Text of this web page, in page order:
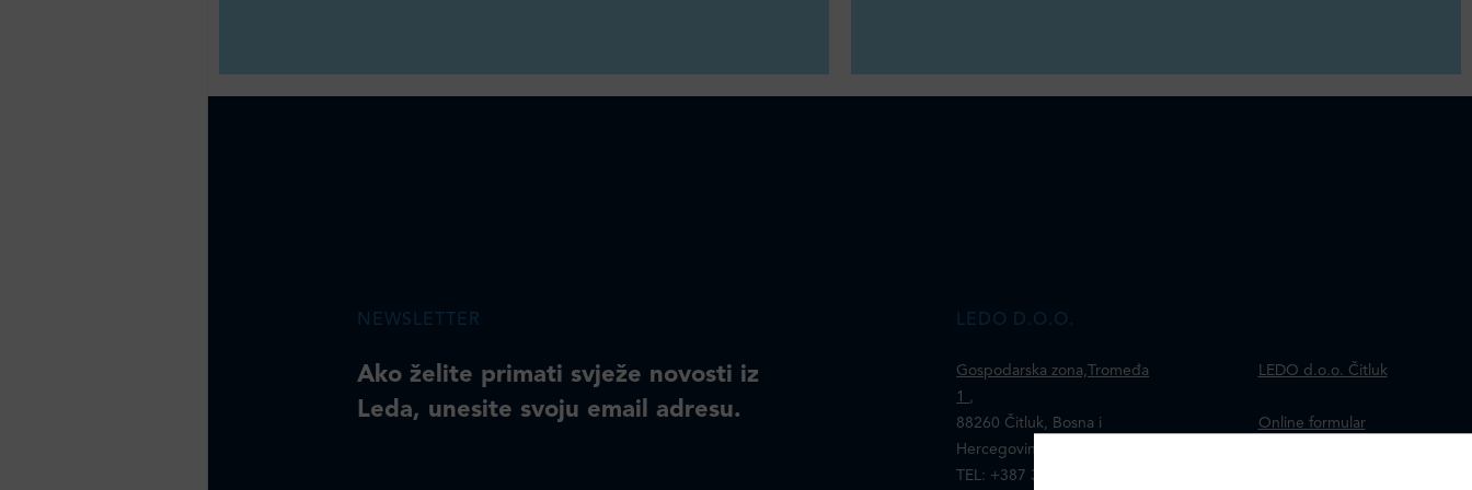
NEWSLETTER
Ako želite primati svježe novosti iz
Leda, unesite svoju email adresu.
LEDO D.O.O.
Gospodarska zona,Tromeđa
1 ,
88260 Čitluk, Bosna i
Hercegovina
TEL: +387 36 653 120
LEDO d.o.o. Čitluk
Online formular